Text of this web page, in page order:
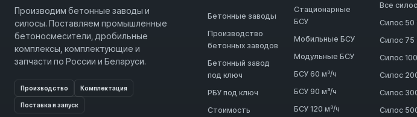
Производим бетонные заводы и
силосы. Поставляем промышленные
бетоносмесители, дробильные
комплексы, комплектующие и
запчасти по России и Беларуси.
Производство Комплектация
Поставка и запуск
Бетонные заводы
Производство
бетонных заводов
Бетонный завод
под ключ
РБУ под ключ
Стоимость
Стационарные
БСУ
Мобильные БСУ
Модульные БСУ
БСУ 60 м³/ч
БСУ 90 м³/ч
БСУ 120 м³/ч
Все
Силос 50
Силос 75
Силос
Силос
Силос
Силос